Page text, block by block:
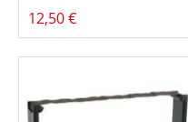
12,50 €